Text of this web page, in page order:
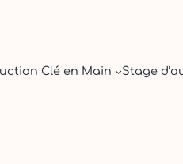
Clé en Main
Stage